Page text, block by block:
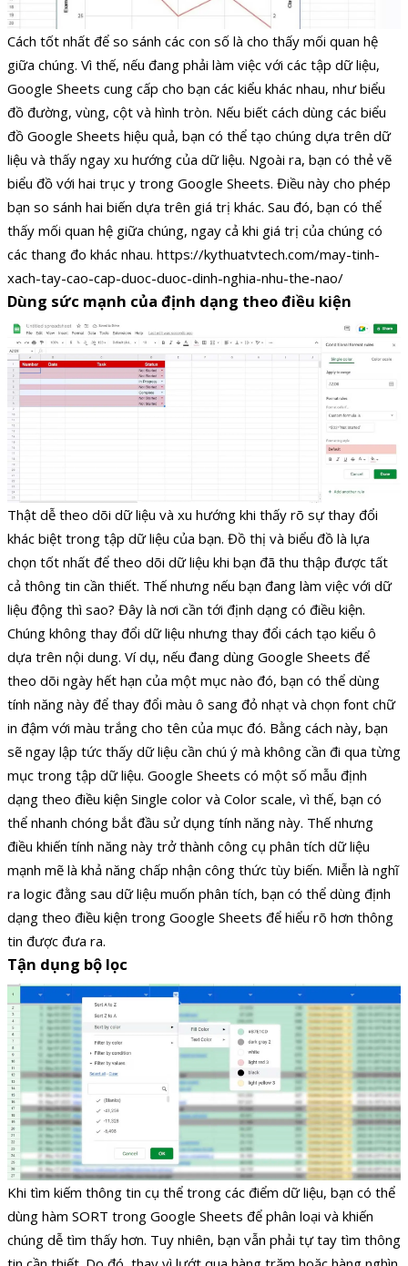
Cách tốt nhất để so sánh các con số là cho thấy mối quan hệ
giữa chúng. Vì thế, nếu đang phải làm việc với các tập dữ liệu,
Google Sheets cung cấp cho bạn các kiểu khác nhau, như biểu
đồ đường, vùng, cột và hình tròn. Nếu biết cách dùng các biểu
đồ Google Sheets hiệu quả, bạn có thể tạo chúng dựa trên dữ
liệu và thấy ngay xu hướng của dữ liệu. Ngoài ra, bạn có thẻ vẽ
biểu đồ với hai trục y trong Google Sheets. Điều này cho phép
bạn so sánh hai biến dựa trên giá trị khác. Sau đó, bạn có thể
thấy mối quan hệ giữa chúng, ngay cả khi giá trị của chúng có
các thang đo khác nhau. https://kythuatvtech.com/may-tinh-
xach-tay-cao-cap-duoc-duoc-dinh-nghia-nhu-the-nao/
Dùng sức mạnh của định dạng theo điều kiện
Thật dễ theo dõi dữ liệu và xu hướng khi thấy rõ sự thay đổi
khác biệt trong tập dữ liệu của bạn. Đồ thị và biểu đồ là lựa
chọn tốt nhất để theo dõi dữ liệu khi bạn đã thu thập được tất
cả thông tin cần thiết. Thế nhưng nếu bạn đang làm việc với dữ
liệu động thì sao? Đây là nơi cần tới định dạng có điều kiện.
Chúng không thay đổi dữ liệu nhưng thay đổi cách tạo kiểu ô
dựa trên nội dung. Ví dụ, nếu đang dùng Google Sheets để
theo dõi ngày hết hạn của một mục nào đó, bạn có thể dùng
tính năng này để thay đổi màu ô sang đỏ nhạt và chọn font chữ
in đậm với màu trắng cho tên của mục đó. Bằng cách này, bạn
sẽ ngay lập tức thấy dữ liệu cần chú ý mà không cần đi qua từng
mục trong tập dữ liệu. Google Sheets có một số mẫu định
dạng theo điều kiện Single color và Color scale, vì thế, bạn có
thể nhanh chóng bắt đầu sử dụng tính năng này. Thế nhưng
điều khiến tính năng này trở thành công cụ phân tích dữ liệu
mạnh mẽ là khả năng chấp nhận công thức tùy biến. Miễn là nghĩ
ra logic đằng sau dữ liệu muốn phân tích, bạn có thể dùng định
dạng theo điều kiện trong Google Sheets để hiểu rõ hơn thông
tin được đưa ra.
Tận dụng bộ lọc
Khi tìm kiếm thông tin cụ thể trong các điểm dữ liệu, bạn có thể
dùng hàm SORT trong Google Sheets để phân loại và khiến
chúng dễ tìm thấy hơn. Tuy nhiên, bạn vẫn phải tự tay tìm thông